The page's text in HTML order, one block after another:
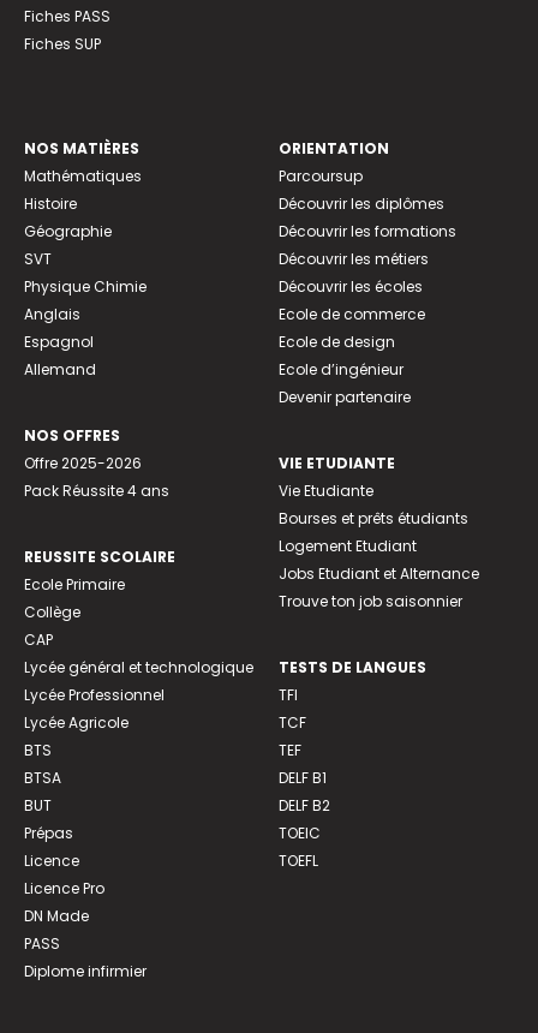
Fiches PASS
Fiches SUP
NOS MATIÈRES
Mathématiques
Histoire
Géographie
SVT
Physique Chimie
Anglais
Espagnol
Allemand
NOS OFFRES
Offre 2025-2026
Pack Réussite 4 ans
REUSSITE SCOLAIRE
Ecole Primaire
Collège
CAP
Lycée général et technologique
Lycée Professionnel
Lycée Agricole
BTS
BTSA
BUT
Prépas
Licence
Licence Pro
DN Made
PASS
Diplome infirmier
ORIENTATION
Parcoursup
Découvrir les diplômes
Découvrir les formations
Découvrir les métiers
Découvrir les écoles
Ecole de commerce
Ecole de design
Ecole d’ingénieur
Devenir partenaire
VIE ETUDIANTE
Vie Etudiante
Bourses et prêts étudiants
Logement Etudiant
Jobs Etudiant et Alternance
Trouve ton job saisonnier
TESTS DE LANGUES
TFI
TCF
TEF
DELF B1
DELF B2
TOEIC
TOEFL